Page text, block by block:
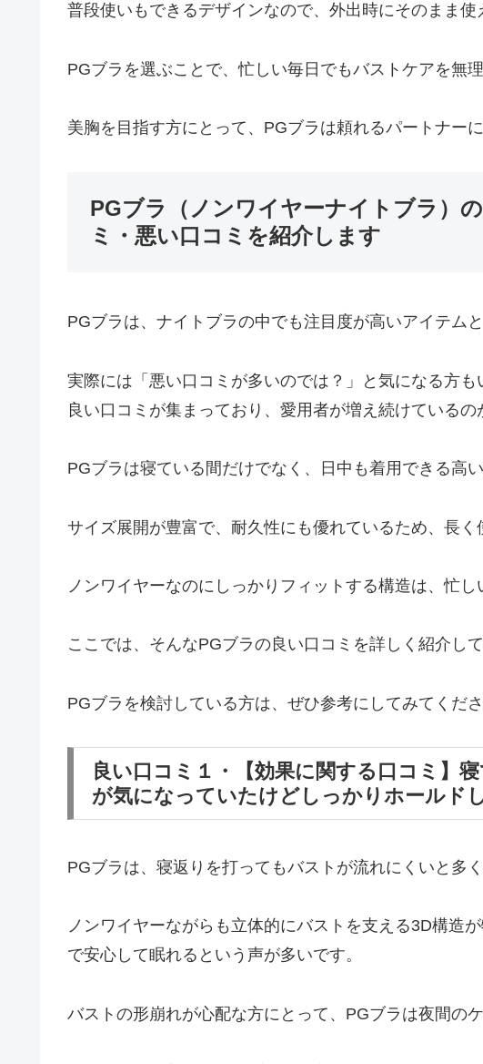
普段使いもできるデザインなので、外出時にそのまま使
PGブラを選ぶことで、忙しい毎日でもバストケアを無
美胸を目指す方にとって、PGブラは頼れるパートナー
PGブラ（ノンワイヤーナイトブラ）
ミ・悪い口コミを紹介します
PGブラは、ナイトブラの中でも注目度が高いアイテム
実際には「悪い口コミが多いのでは？」と気になる方
良い口コミが集まっており、愛用者が増え続けているの
PGブラは寝ている間だけでなく、日中も着用できる高
サイズ展開が豊富で、耐久性にも優れているため、長く
ノンワイヤーなのにしっかりフィットする構造は、忙
ここでは、そんなPGブラの良い口コミを詳しく紹介して
PGブラを検討している方は、ぜひ参考にしてみてくださ
良い口コミ１・【効果に関する口コミ】
が気になっていたけどしっかりホールド
PGブラは、寝返りを打ってもバストが流れにくいと多
ノンワイヤーながらも立体的にバストを支える3D構造
で安心して眠れるという声が多いです。
バストの形崩れが心配な方にとって、PGブラは夜間の